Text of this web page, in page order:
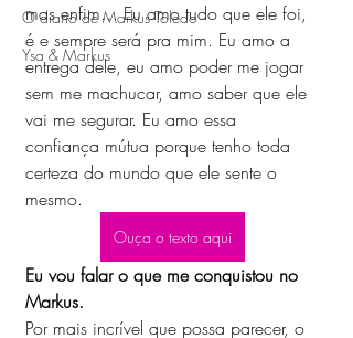
O diario de Markus Toledo
Ysa & Markus
mas enfim… Eu amo tudo que ele foi,
é e sempre será pra mim. Eu amo a
entrega dele, eu amo poder me jogar
sem me machucar, amo saber que ele
vai me segurar. Eu amo essa
confiança mútua porque tenho toda
certeza do mundo que ele sente o
mesmo.
Ouça o texto aqui
Eu vou falar o que me conquistou no
Markus.
Por mais incrível que possa parecer, o